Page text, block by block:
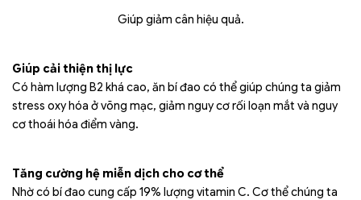
Giúp giảm cân hiệu quả.
Giúp cải thiện thị lực
Có hàm lượng B2 khá cao, ăn bí đao có thể giúp chúng ta giảm
stress oxy hóa ở võng mạc, giảm nguy cơ rối loạn mắt và nguy
cơ thoái hóa điểm vàng.
Tăng cường hệ miễn dịch cho cơ thể
Nhờ có bí đao cung cấp 19% lượng vitamin C. Cơ thể chúng ta